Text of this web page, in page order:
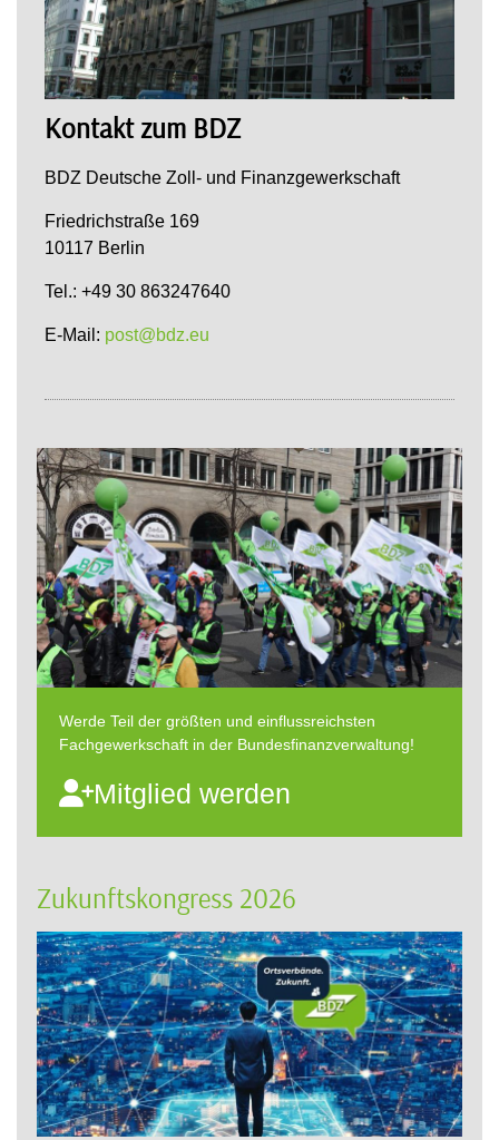
Kontakt zum BDZ
BDZ Deutsche Zoll- und Finanzgewerkschaft
Friedrichstraße 169
10117 Berlin
Tel.: +49 30 863247640
E-Mail: post@bdz.eu
Werde Teil der größten und einflussreichsten
Fachgewerkschaft in der Bundesfinanzverwaltung!
Mitglied werden
Zukunftskongress 2026